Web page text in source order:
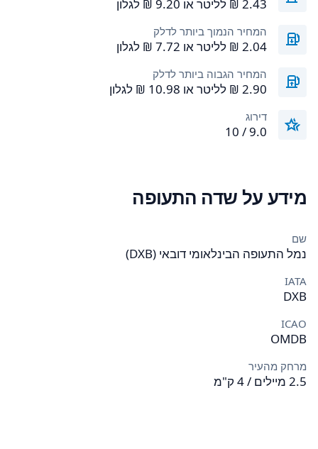
המחיר הנמוך ביותר לדלק
המחיר הגבוה ביותר לדלק
דירוג
9.0 / 10
מידע על שדה התעופה
שם
נמל התעופה הבינלאומי דובאי (DXB)
IATA
DXB
ICAO
OMDB
מרחק מהעיר
2.5 מיילים / 4 ק"מ